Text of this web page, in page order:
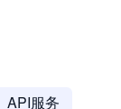
API服务